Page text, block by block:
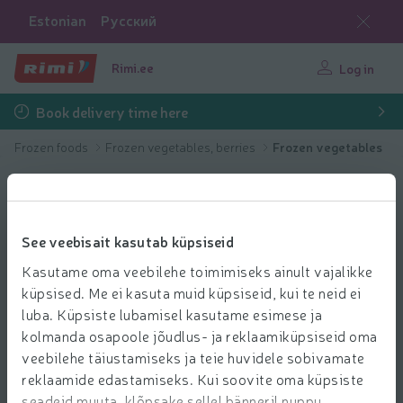
See veebisait kasutab küpsiseid
Kasutame oma veebilehe toimimiseks ainult vajalikke
küpsised. Me ei kasuta muid küpsiseid, kui te neid ei
luba. Küpsiste lubamisel kasutame esimese ja
kolmanda osapoole jõudlus- ja reklaamiküpsiseid oma
veebilehe täiustamiseks ja teie huvidele sobivamate
reklaamide edastamiseks. Kui soovite oma küpsiste
Estonian Русский
Rimi.ee Log in
Book delivery time here
Frozen foods Frozen vegetables, berries Frozen vegetables